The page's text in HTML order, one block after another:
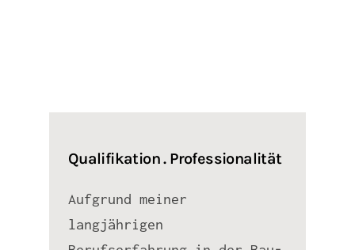
Qualifikation . Professionalität
Aufgrund meiner
langjährigen